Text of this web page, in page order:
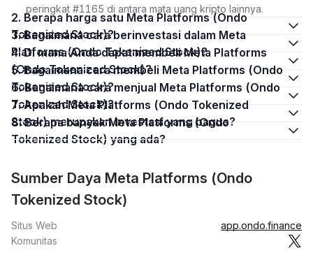
peringkat #1165 di antara mata uang kripto lainnya.
2. Berapa harga satu Meta Platforms (Ondo
Tokenized Stock)?
3. Bagaimana cara berinvestasi dalam Meta
Platforms (Ondo Tokenized Stock)?
4. Di mana Anda dapat membeli Meta Platforms
(Ondo Tokenized Stock)?
5. Bagaimana cara membeli Meta Platforms (Ondo
Tokenized Stock)?
6. Bagaimana cara menjual Meta Platforms (Ondo
Tokenized Stock)?
7. Apakah Meta Platforms (Ondo Tokenized
Stock) merupakan investasi yang bagus?
8. Berapa banyak Meta Platforms (Ondo
Tokenized Stock) yang ada?
Sumber Daya Meta Platforms (Ondo
Tokenized Stock)
Situs Web
app.ondo.finance
Komunitas